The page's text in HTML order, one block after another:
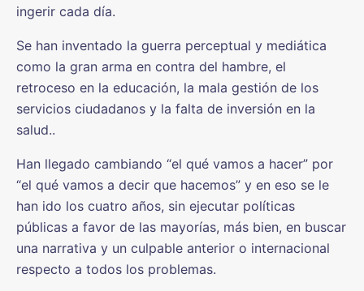
ingerir cada día.
Se han inventado la guerra perceptual y mediática
como la gran arma en contra del hambre, el
retroceso en la educación, la mala gestión de los
servicios ciudadanos y la falta de inversión en la
salud..
Han llegado cambiando “el qué vamos a hacer” por
“el qué vamos a decir que hacemos” y en eso se le
han ido los cuatro años, sin ejecutar políticas
públicas a favor de las mayorías, más bien, en buscar
una narrativa y un culpable anterior o internacional
respecto a todos los problemas.